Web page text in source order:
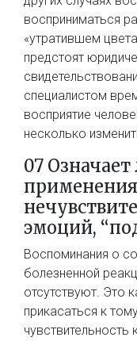
восприниматься
«утратившем
предстоят
специалистом
восприятие
несколько
07 Означает
эмоций,
Воспоминания о
болезненной
отсутствуют. Это
прикасаться к